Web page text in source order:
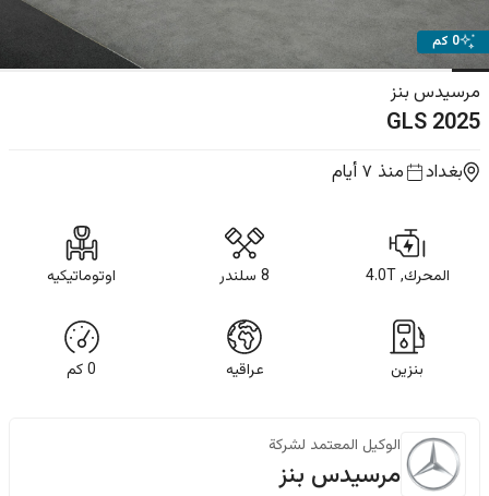
0 كم
مرسيدس بنز
GLS2025
بغداد منذ ٧ أيام
المحرك, 4.0T 8 سلندر اوتوماتيكيه
بنزين عراقيه 0كم
الوكيل المعتمد لشركة
مرسيدس بنز